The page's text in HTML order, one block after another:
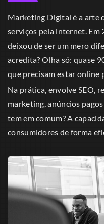
Marketing Digital é a arte
serviços pela internet. Em
deixou de ser um mero
acredita? Olha só: quase
que precisam estar online
Na prática, envolve SEO,
marketing, anúncios
tem em comum? A
consumidores de forma